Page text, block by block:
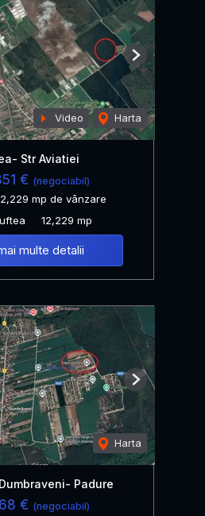
Video Harta
Next
Str Aviatiei
€ (negociabil)
mp de vânzare
12,229 mp
multe detalii
Harta
Next
Padure
€ (negociabil)